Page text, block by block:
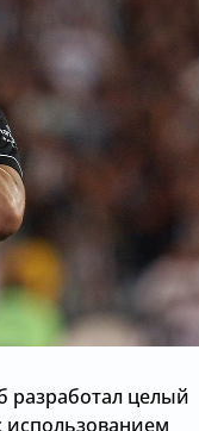
разработал целый